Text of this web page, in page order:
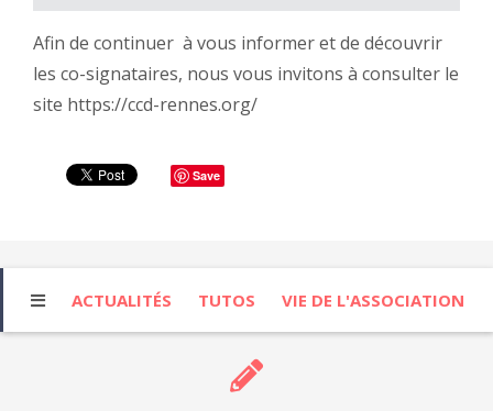
Afin de continuer à vous informer et de découvrir
les co-signataires, nous vous invitons à consulter le
site https://ccd-rennes.org/
Save
ACTUALITÉS TUTOS VIE DE L'ASSOCIATION